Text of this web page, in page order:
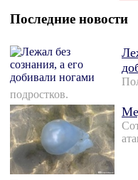
Последние новости
подростков.